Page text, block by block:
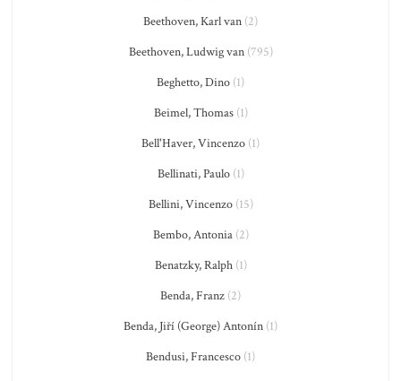
Beethoven, Karl van (2)
Beethoven, Ludwig van(795)
Beghetto, Dino (1)
Beimel, Thomas(1)
Bell'Haver, Vincenzo (1)
Bellinati, Paulo(1)
Bellini, Vincenzo(15)
Bembo, Antonia(2)
Benatzky, Ralph(1)
Benda, Franz (2)
Benda, Jiří (George) Antonín (1)
Bendusi, Francesco (1)